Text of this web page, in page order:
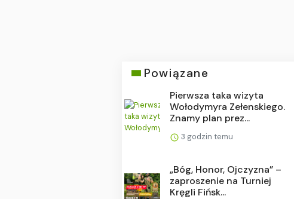
Powiązane
Pierwsza taka wizyta
Wołodymyra Zełenskiego.
Znamy plan prez...
3 godzin temu
„Bóg, Honor, Ojczyzna” –
zaproszenie na Turniej
Kręgli Fińsk...